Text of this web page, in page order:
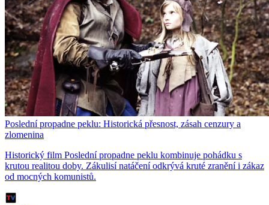
Poslední propadne peklu: Historická přesnost, zásah cenzury a
zlomenina
Historický film Poslední propadne peklu kombinuje pohádku s
krutou realitou doby. Zákulisí natáčení odkrývá kruté zranění i zákaz
od mocných komunistů.